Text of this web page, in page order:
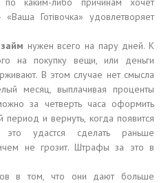
Готівочка» удовлетворяет
нужен всего на пару дней. К
на покупку вещи, или деньги
В этом случае нет смысла
месяц, выплачивая проценты
за четверть часа оформить
период и вернуть, когда появится
удастся сделать раньше
не грозит. Штрафы за это в
в том, что они дают больше